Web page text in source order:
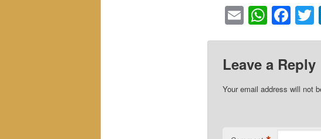
Email
Leave a Reply
Your email address will not